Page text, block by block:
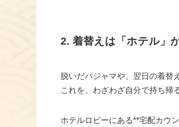
2. 着替えは「ホテル」
脱いだパジャマや、翌日の着替
これを、わざわざ自分で持ち帰
ホテルロビーにある**宅配カウ